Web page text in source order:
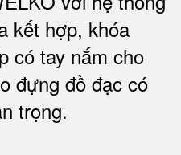
kết hợp, khóa
có tay nắm cho
đựng đồ đạc có
trọng.